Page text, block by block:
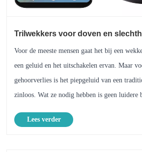
Trilwekkers voor doven en
dagelijkse betrouwbaarheid
Voor de meeste mensen gaat het bij een
een geluid en het uitschakelen ervan. Maar
gehoorverlies is het piepgeluid van een
zinloos. Wat ze nodig hebben is geen luidere
Lees verder